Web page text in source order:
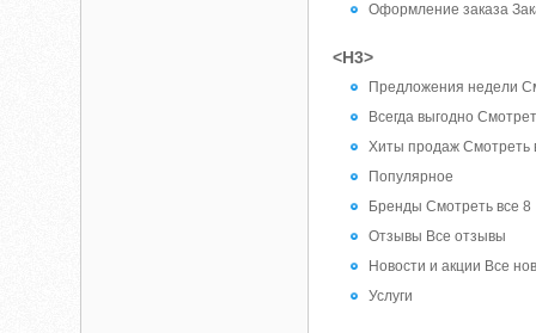
Оформление заказа
<H3>
Предложения недели
Всегда выгодно
Хиты продаж Смотреть
Популярное
Бренды Смотреть все 8
Отзывы Все отзывы
Новости и акции Все
Услуги